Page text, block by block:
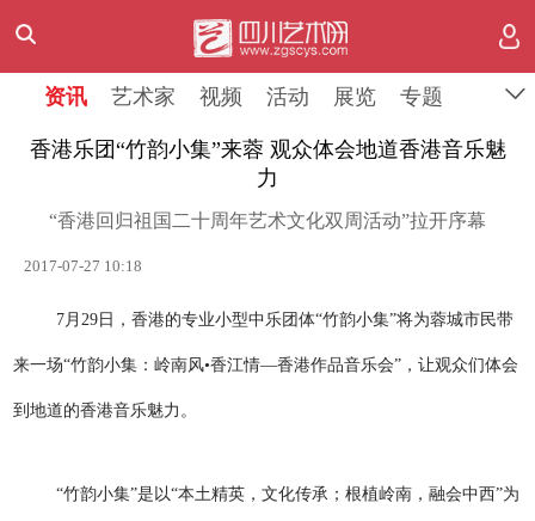
资讯 艺术家 视频 活动 展览 专题
香港乐团“竹韵小集”来蓉 观众体会地道香港音乐魅
力
“香港回归祖国二十周年艺术文化双周活动”拉开序幕
2017-07-27 10:18
7月29日，香港的专业小型中乐团体“竹韵小集”将为蓉城市民带
来一场“竹韵小集：岭南风•香江情—香港作品音乐会”，让观众们体会
到地道的香港音乐魅力。
“竹韵小集”是以“本土精英，文化传承；根植岭南，融会中西”为